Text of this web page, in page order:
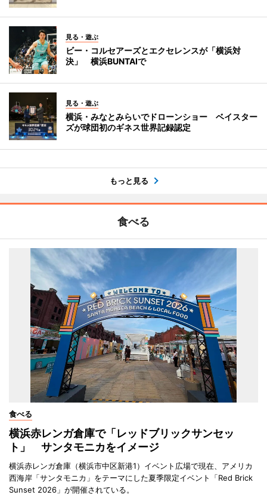
見る・遊ぶ
ビー・コルセアーズとエクセレンスが「横浜対
決」 横浜BUNTAIで
見る・遊ぶ
横浜・みなとみらいでドローンショー ベイスター
ズが球団初のギネス世界記録認定
もっと見る
食べる
食べる
横浜赤レンガ倉庫で「レッドブリックサンセッ
ト」 サンタモニカをイメージ
横浜赤レンガ倉庫（横浜市中区新港1）イベント広場で現在、アメリカ
西海岸「サンタモニカ」をテーマにした夏季限定イベント「Red Brick
Sunset 2026」が開催されている。